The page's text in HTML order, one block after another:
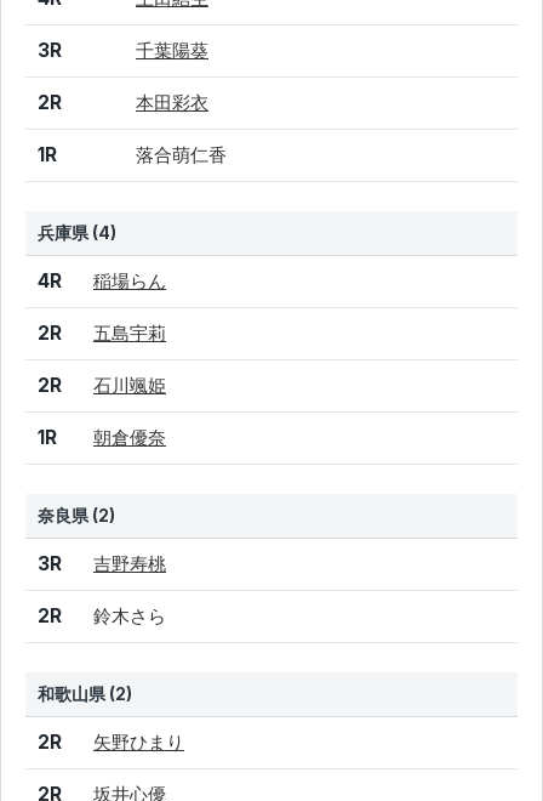
3R 千葉陽葵
2R 本田彩衣
1R 落合萌仁香
兵庫県 (4)
結果 シード 選手名
4R 稲場らん
2R 五島宇莉
2R 石川颯姫
1R 朝倉優奈
奈良県 (2)
結果 シード 選手名
3R 吉野寿桃
2R 鈴木さら
和歌山県 (2)
結果 シード 選手名
2R 矢野ひまり
2R 坂井心優